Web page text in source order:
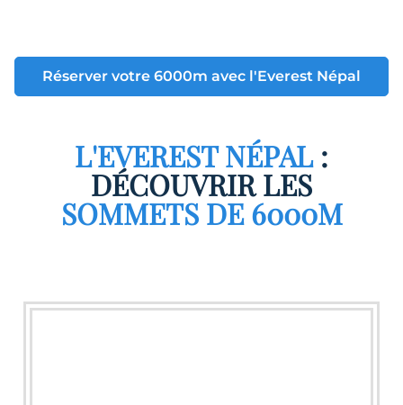
Réserver votre 6000m avec l'Everest Népal
L'EVEREST NÉPAL:
DÉCOUVRIR LES
SOMMETS DE 6000M